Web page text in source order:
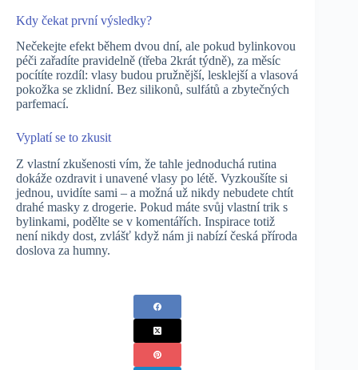
Kdy čekat první výsledky?
Nečekejte efekt během dvou dní, ale pokud bylinkovou
péči zařadíte pravidelně (třeba 2krát týdně), za měsíc
pocítíte rozdíl: vlasy budou pružnější, lesklejší a vlasová
pokožka se zklidní. Bez silikonů, sulfátů a zbytečných
parfemací.
Vyplatí se to zkusit
Z vlastní zkušenosti vím, že tahle jednoduchá rutina
dokáže ozdravit i unavené vlasy po létě. Vyzkoušíte si
jednou, uvidíte sami – a možná už nikdy nebudete chtít
drahé masky z drogerie. Pokud máte svůj vlastní trik s
bylinkami, podělte se v komentářích. Inspirace totiž
není nikdy dost, zvlášť když nám ji nabízí česká příroda
doslova za humny.